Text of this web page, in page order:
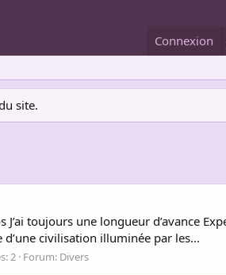
Connexion
site.
toujours une longueur d’avance
civilisation illuminée par les...
2 Forum: Divers